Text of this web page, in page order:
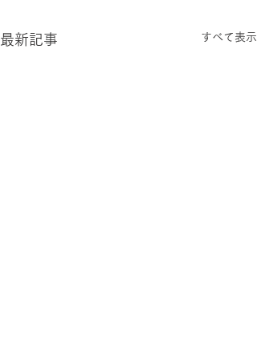
最新記事 すべて表示